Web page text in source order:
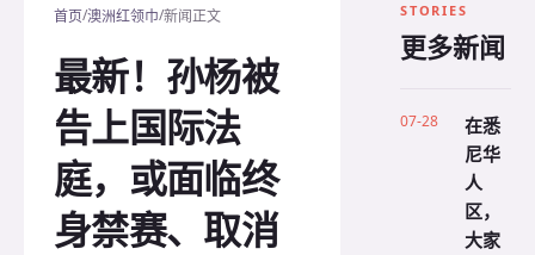
首页/澳洲红领巾/新闻正文
最新！孙杨被
告上国际法
庭，或面临终
身禁赛、取消
STORIES
更多新闻
07-28
在悉
尼华
人
区，
大家